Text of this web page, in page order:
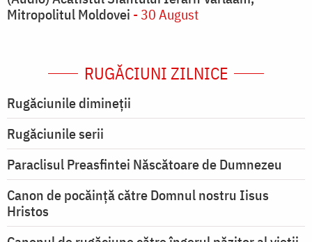
Mitropolitul Moldovei - 30 August
RUGĂCIUNI ZILNICE
Rugăciunile dimineții
Rugăciunile serii
Paraclisul Preasfintei Născătoare de Dumnezeu
Canon de pocăință către Domnul nostru Iisus
Hristos